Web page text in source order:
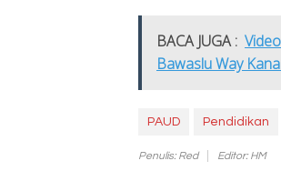
BACA JUGA :
Bawaslu Way
PAUD Pendidikan
Penulis: Red Editor: HM